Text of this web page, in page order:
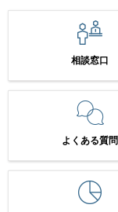
相談窓口
よくある質問